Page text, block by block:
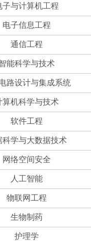
子与计算机工程
电子信息工程
通信工程
能科学与技术
路设计与集成系统
算机科学与技术
软件工程
科学与大数据技术
网络空间安全
人工智能
物联网工程
生物制药
护理学